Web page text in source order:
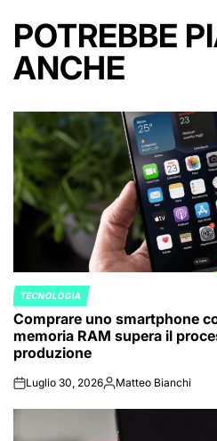
POTREBBE
ANCHE
POSTED
IN
TECNOLOGIA
Comprare uno smartphone
memoria RAM supera il
produzione
onLuglio 30, 2026Posted
Matteo Bianchi